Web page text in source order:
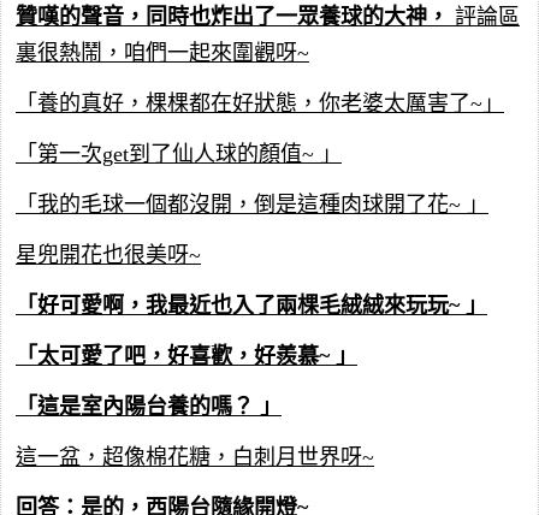
贊嘆的聲音，同時也炸出了一眾養球的大神， 評論區
裏很熱鬧，咱們一起來圍觀呀~
「養的真好，棵棵都在好狀態，你老婆太厲害了~」
「第一次get到了仙人球的顏值~ 」
「我的毛球一個都沒開，倒是這種肉球開了花~ 」
星兜開花也很美呀~
「好可愛啊，我最近也入了兩棵毛絨絨來玩玩~ 」
「太可愛了吧，好喜歡，好羨慕~ 」
「這是室內陽台養的嗎？ 」
這一盆，超像棉花糖，白刺月世界呀~
回答：是的，西陽台隨緣開燈~